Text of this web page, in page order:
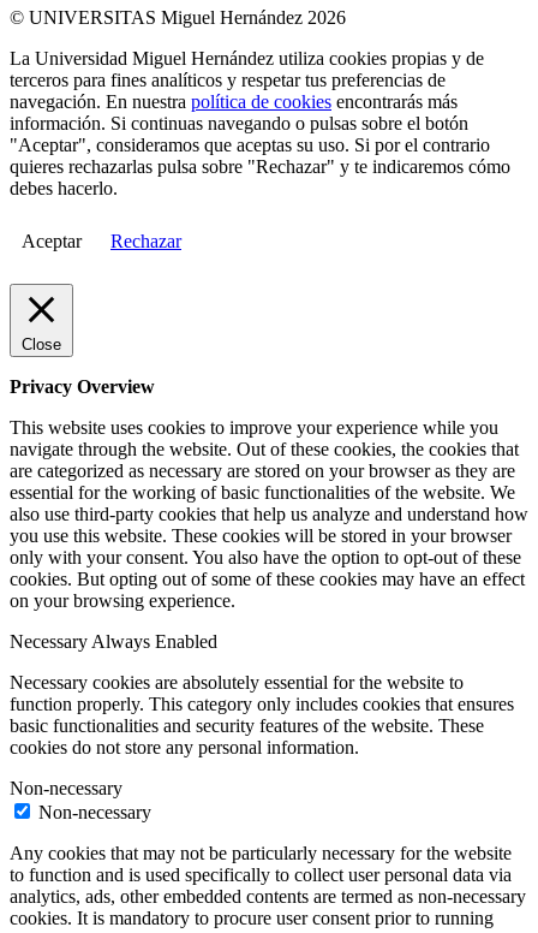
© UNIVERSITAS Miguel Hernández 2026
La Universidad Miguel Hernández utiliza cookies propias y de
terceros para fines analíticos y respetar tus preferencias de
navegación. En nuestra política de cookies encontrarás más
información. Si continuas navegando o pulsas sobre el botón
"Aceptar", consideramos que aceptas su uso. Si por el contrario
quieres rechazarlas pulsa sobre "Rechazar" y te indicaremos cómo
debes hacerlo.
Aceptar Rechazar
Close
Privacy Overview
This website uses cookies to improve your experience while you
navigate through the website. Out of these cookies, the cookies that
are categorized as necessary are stored on your browser as they are
essential for the working of basic functionalities of the website. We
also use third-party cookies that help us analyze and understand how
you use this website. These cookies will be stored in your browser
only with your consent. You also have the option to opt-out of these
cookies. But opting out of some of these cookies may have an effect
on your browsing experience.
NecessaryAlways Enabled
Necessary cookies are absolutely essential for the website to
function properly. This category only includes cookies that ensures
basic functionalities and security features of the website. These
cookies do not store any personal information.
Non-necessary
Non-necessary
Any cookies that may not be particularly necessary for the website
to function and is used specifically to collect user personal data via
analytics, ads, other embedded contents are termed as non-necessary
cookies. It is mandatory to procure user consent prior to running